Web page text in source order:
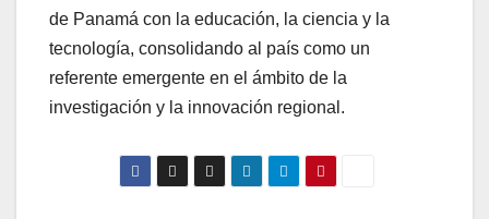
de Panamá con la educación, la ciencia y la
tecnología, consolidando al país como un
referente emergente en el ámbito de la
investigación y la innovación regional.